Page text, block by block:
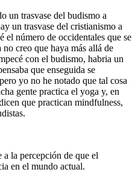
un trasvase del budismo a
un trasvase del cristianismo a
el número de occidentales que se
creo que haya más allá de
con el budismo, habria un
que enseguida se
yo no he notado que tal cosa
gente practica el yoga y, en
que practican mindfulness,
la percepción de que el
en el mundo actual.